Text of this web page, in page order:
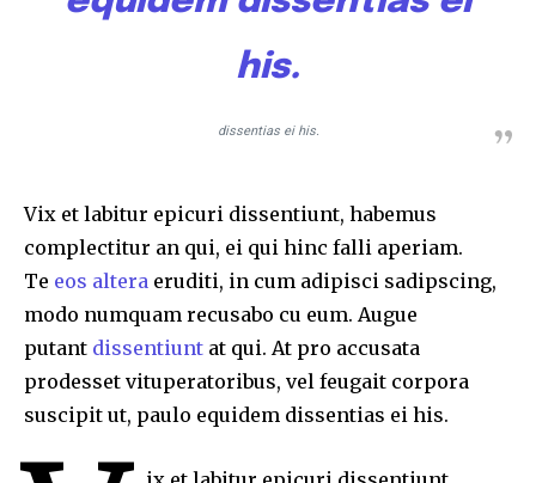
his.
dissentias ei his.
Vix et labitur epicuri dissentiunt, habemus
complectitur an qui, ei qui hinc falli aperiam.
Te eos altera eruditi, in cum adipisci sadipscing,
modo numquam recusabo cu eum. Augue
putant dissentiunt at qui. At pro accusata
prodesset vituperatoribus, vel feugait corpora
suscipit ut, paulo equidem dissentias ei his.